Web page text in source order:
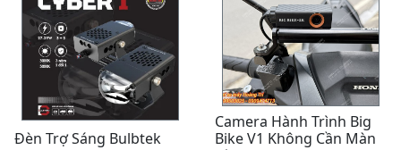
Đèn Trợ Sáng Bulbtek
Camera Hành Trình Big
Bike V1 Không Cần Màn